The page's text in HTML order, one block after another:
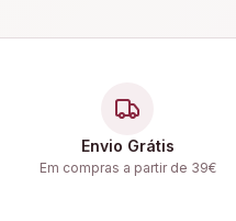
Envio Grátis
Em compras a partir de 39€